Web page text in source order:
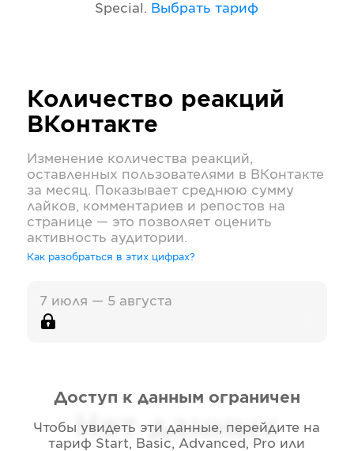
Special . Выбрать тариф
Количество реакций
ВКонтакте
Изменение количества реакций,
оставленных пользователями в ВКонтакте
за месяц. Показывает среднюю сумму
лайков, комментариев и репостов на
странице — это позволяет оценить
активность аудитории.
Как разобраться в этих цифрах?
7 июля — 5 августа
Нет данных
Доступ к данным ограничен
Чтобы увидеть эти данные, перейдите на
тариф Start, Basic, Advanced, Pro или